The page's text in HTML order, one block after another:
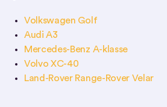
Volkswagen Golf
Audi A3
Mercedes-Benz A-klasse
Volvo XC-40
Land-Rover Range-Rover Velar